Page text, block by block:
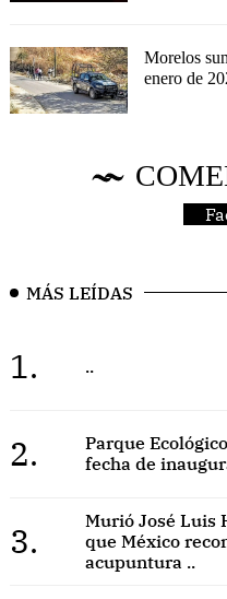
Morelos
enero de
MÁS LEÍDAS
1. ..
2.
Parque
fecha de
3.
Murió José Luis
que México
acupuntura ..